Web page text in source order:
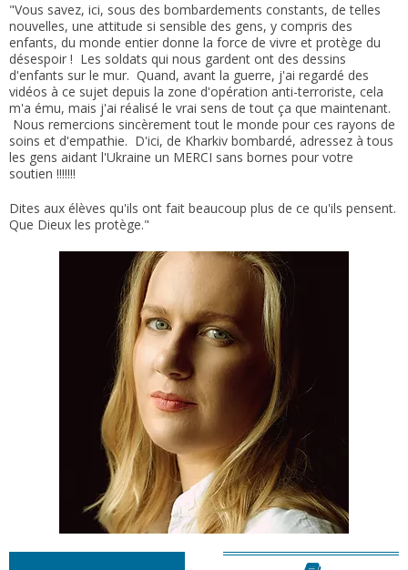
"Vous savez, ici, sous des bombardements constants, de telles
nouvelles, une attitude si sensible des gens, y compris des
enfants, du monde entier donne la force de vivre et protège du
désespoir ! Les soldats qui nous gardent ont des dessins
d'enfants sur le mur. Quand, avant la guerre, j'ai regardé des
vidéos à ce sujet depuis la zone d'opération anti-terroriste, cela
m'a ému, mais j'ai réalisé le vrai sens de tout ça que maintenant.
Nous remercions sincèrement tout le monde pour ces rayons de
soins et d'empathie. D'ici, de Kharkiv bombardé, adressez à tous
les gens aidant l'Ukraine un MERCI sans bornes pour votre
soutien !!!!!!!
Dites aux élèves qu'ils ont fait beaucoup plus de ce qu'ils pensent.
Que Dieux les protège."